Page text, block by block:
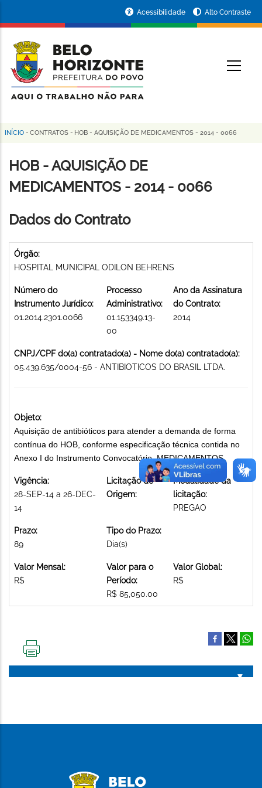
conteúdo
principal
da
Prefeitura
de
Horizonte
Acessibilidade Alto Contraste
Trilha
de
navegação
INÍCIO - CONTRATOS - HOB - AQUISIÇÃO DE MEDICAMENTOS - 2014 - 0066
HOB - AQUISIÇÃO DE
MEDICAMENTOS - 2014 - 0066
Dados do Contrato
Órgão:
HOSPITAL MUNICIPAL ODILON BEHRENS
Número do
Instrumento Jurídico:
01.2014.2301.0066
Processo
Administrativo:
01.153349.13-
00
Ano da Assinatura
do Contrato:
2014
CNPJ/CPF do(a) contratado(a) - Nome do(a) contratado(a):
05.439.635/0004-56 - ANTIBIOTICOS DO BRASIL LTDA.
Objeto:
Aquisição de antibióticos para atender a demanda de forma
contínua do HOB, conforme especificação técnica contida no
Anexo I do Instrumento Convocatório. MEDICAMENTOS
Vigência:
28-SEP-14 a 26-DEC-
14
Licitação de
Origem:
Modalidade da
licitação:
PREGAO
Prazo:
89
Tipo do Prazo:
Dia(s)
Valor Mensal:
R$
Valor para o
Período:
R$ 85,050.00
Valor Global:
R$
PÁGINA